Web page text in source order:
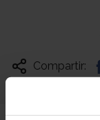
Compartir: